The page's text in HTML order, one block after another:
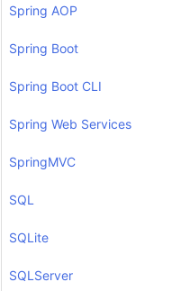
Spring AOP
Spring Boot
Spring Boot CLI
Spring Web Services
SpringMVC
SQL
SQLite
SQLServer